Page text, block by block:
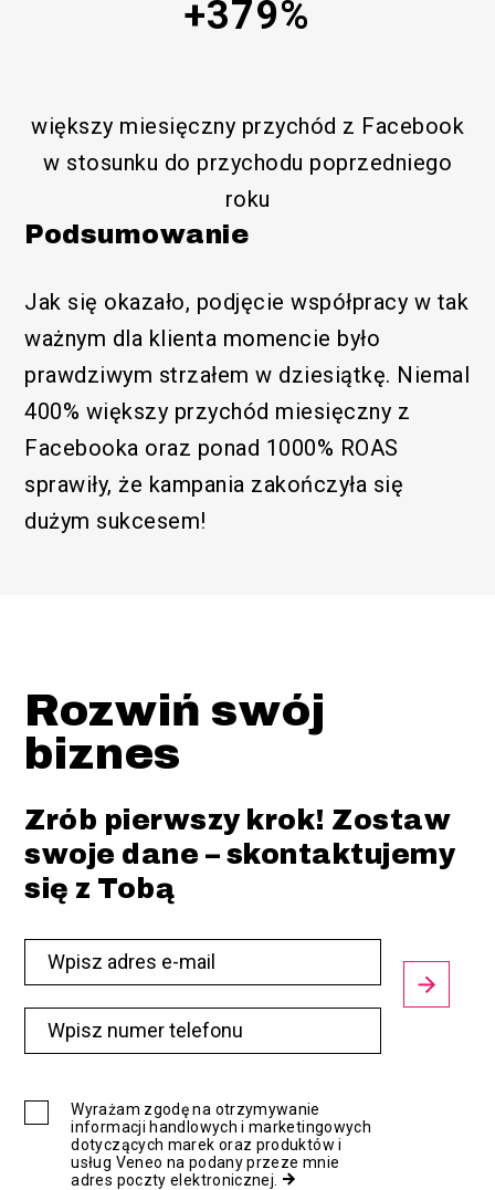
+379%
większy miesięczny przychód z Facebook
w stosunku do przychodu poprzedniego
roku
Podsumowanie
Jak się okazało, podjęcie współpracy w tak
ważnym dla klienta momencie było
prawdziwym strzałem w dziesiątkę. Niemal
400% większy przychód miesięczny z
Facebooka oraz ponad 1000% ROAS
sprawiły, że kampania zakończyła się
dużym sukcesem!
Rozwiń swój
biznes
Zrób pierwszy krok! Zostaw
swoje dane – skontaktujemy
się z Tobą
Wyrażam zgodę na otrzymywanie
informacji handlowych i marketingowych
dotyczących marek oraz produktów i
usług Veneo na podany przeze mnie
adres poczty elektronicznej.